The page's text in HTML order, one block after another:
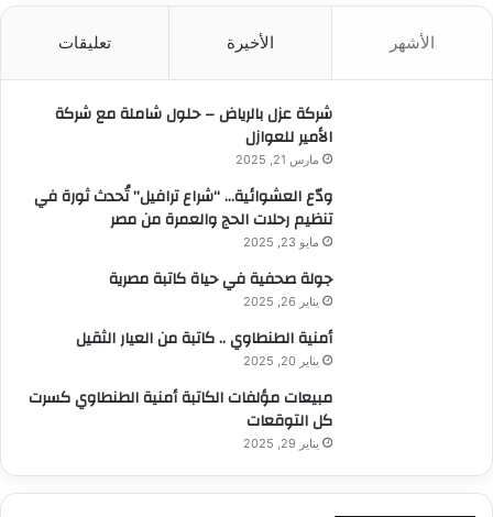
الأشهر الأخيرة تعليقات
شركة عزل بالرياض – حلول شاملة مع شركة
الأمير للعوازل
مارس 21, 2025
ودّع العشوائية… “شراع ترافيل” تُحدث ثورة في
تنظيم رحلات الحج والعمرة من مصر
مايو 23, 2025
جولة صحفية في حياة كاتبة مصرية
يناير 26, 2025
أمنية الطنطاوي .. كاتبة من العيار الثقيل
يناير 20, 2025
مبيعات مؤلفات الكاتبة أمنية الطنطاوي كسرت
كل التوقعات
يناير 29, 2025